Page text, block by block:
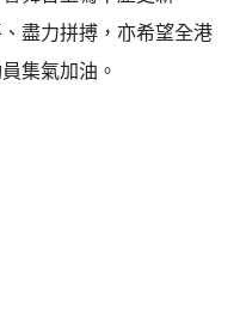
盡力拼搏，亦希望全港
集氣加油。